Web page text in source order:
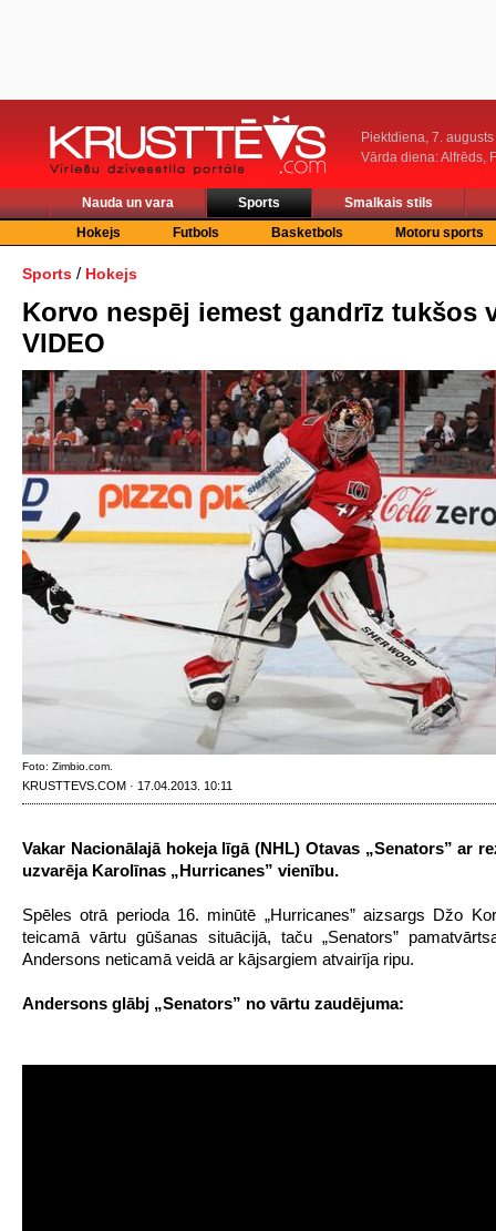
Piektdiena, 7. augusts
Vārda diena: Alfrēds,
Nauda un vara Sports
Smalkais stils
Hokejs
Futbols Basketbols Motoru sports
Sports / Hokejs
Korvo nespēj iemest gandrīz tukšos
VIDEO
Foto: Zimbio.com.
KRUSTTEVS.COM · 17.04.2013. 10:11
Vakar Nacionālajā hokeja līgā (NHL) Otavas „Senators” ar
uzvarēja Karolīnas „Hurricanes” vienību.
Spēles otrā perioda 16. minūtē „Hurricanes” aizsargs Džo
teicamā vārtu gūšanas situācijā, taču „Senators”
Andersons neticamā veidā ar kājsargiem atvairīja ripu.
Andersons glābj „Senators” no vārtu zaudējuma: